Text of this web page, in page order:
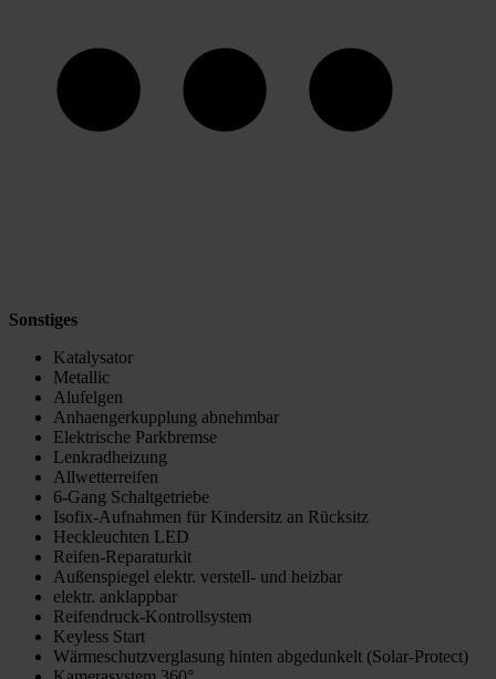
Sonstiges
Katalysator
Metallic
Alufelgen
Anhaengerkupplung abnehmbar
Elektrische Parkbremse
Lenkradheizung
Allwetterreifen
6-Gang Schaltgetriebe
Isofix-Aufnahmen für Kindersitz an Rücksitz
Heckleuchten LED
Reifen-Reparaturkit
Außenspiegel elektr. verstell- und heizbar
elektr. anklappbar
Reifendruck-Kontrollsystem
Keyless Start
Wärmeschutzverglasung hinten abgedunkelt (Solar-Protect)